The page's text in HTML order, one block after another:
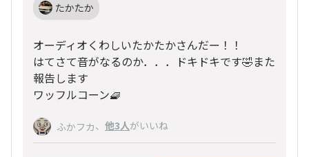
たかたか
オーディオくわしいたかたかさんだー！！
はてさて音がなるのか．．．ドキドキです🤣また
報告します
ワッフルコーン🧇
ふかフカ、 他3人がいいね